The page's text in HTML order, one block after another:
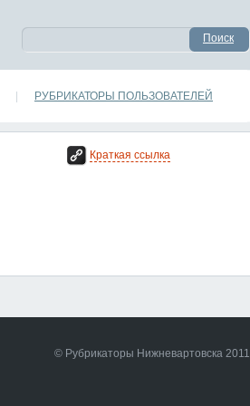
Краткая ссылка
© Рубрикаторы Нижневартовска 2011
Поиск
РУБРИКАТОРЫ ПОЛЬЗОВАТЕЛЕЙ